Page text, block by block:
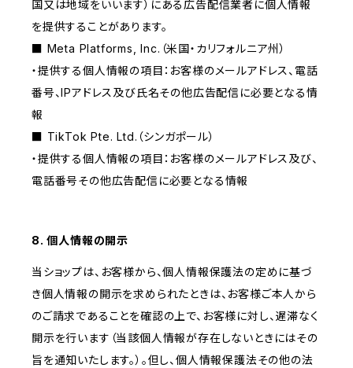
国又は地域をいいます）にある広告配信業者に個人情報
を提供することがあります。
■ Meta Platforms, Inc.（米国・カリフォルニア州）
・提供する個人情報の項目：お客様のメールアドレス、電話
番号、IPアドレス及び氏名その他広告配信に必要となる情
報
■ TikTok Pte. Ltd.（シンガポール）
・提供する個人情報の項目：お客様のメールアドレス及び、
電話番号その他広告配信に必要となる情報
8. 個人情報の開示
当ショップは、お客様から、個人情報保護法の定めに基づ
き個人情報の開示を求められたときは、お客様ご本人から
のご請求であることを確認の上で、お客様に対し、遅滞なく
開示を行います（当該個人情報が存在しないときにはその
旨を通知いたします。）。但し、個人情報保護法その他の法